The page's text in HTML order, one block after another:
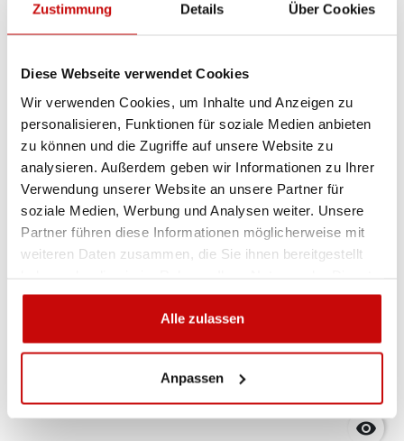
Zustimmung Details Über Cookies
Diese Webseite verwendet Cookies
Wir verwenden Cookies, um Inhalte und Anzeigen zu
personalisieren, Funktionen für soziale Medien anbieten
zu können und die Zugriffe auf unsere Website zu
analysieren. Außerdem geben wir Informationen zu Ihrer
Verwendung unserer Website an unsere Partner für
soziale Medien, Werbung und Analysen weiter. Unsere
Partner führen diese Informationen möglicherweise mit
weiteren Daten zusammen, die Sie ihnen bereitgestellt
gesammelt haben.
Alle zulassen
Anpassen
3 889,00 zł
